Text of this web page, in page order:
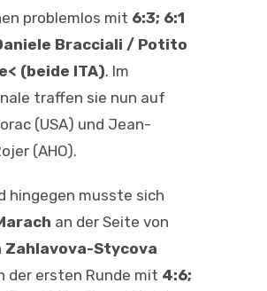
problemlos mit 6:3; 6:1
Bracciali / Potito
(beide ITA). Im
traffen sie nun auf
(USA) und Jean-
(AHO).
hingegen musste sich
an der Seite von
Zahlavova-Stycova
der ersten Runde mit 4:6;